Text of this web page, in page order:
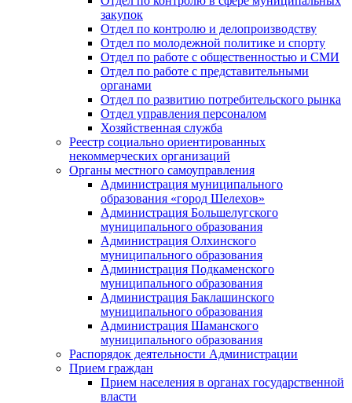
закупок
Отдел по контролю и делопроизводству
Отдел по молодежной политике и спорту
Отдел по работе с общественностью и СМИ
Отдел по работе с представительными
органами
Отдел по развитию потребительского рынка
Отдел управления персоналом
Хозяйственная служба
Реестр социально ориентированных
некоммерческих организаций
Органы местного самоуправления
Администрация муниципального
образования «город Шелехов»
Администрация Большелугского
муниципального образования
Администрация Олхинского
муниципального образования
Администрация Подкаменского
муниципального образования
Администрация Баклашинского
муниципального образования
Администрация Шаманского
муниципального образования
Распорядок деятельности Администрации
Прием граждан
Прием населения в органах государственной
власти